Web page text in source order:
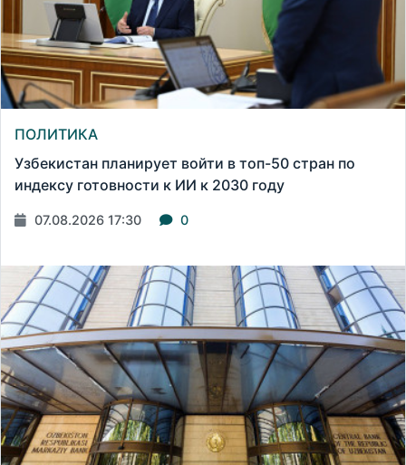
ПОЛИТИКА
Узбекистан планирует войти в топ-50 стран по
индексу готовности к ИИ к 2030 году
07.08.2026 17:30 0